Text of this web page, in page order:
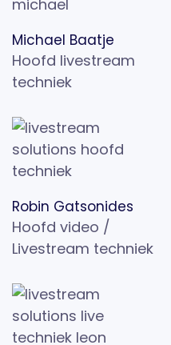
Michael Baatje
Hoofd livestream
techniek
Robin Gatsonides
Hoofd video /
Livestream techniek